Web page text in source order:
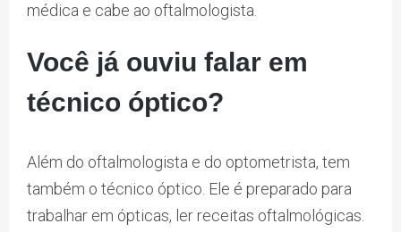
médica e cabe ao oftalmologista.
Você já ouviu falar em
técnico óptico?
Além do oftalmologista e do optometrista, tem
também o técnico óptico. Ele é preparado para
trabalhar em ópticas, ler receitas oftalmológicas.